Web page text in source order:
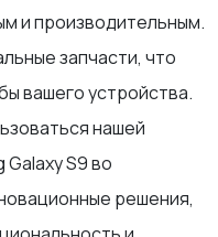
и производительным.
запчасти, что
вашего устройства.
нашей
S9 во
решения,